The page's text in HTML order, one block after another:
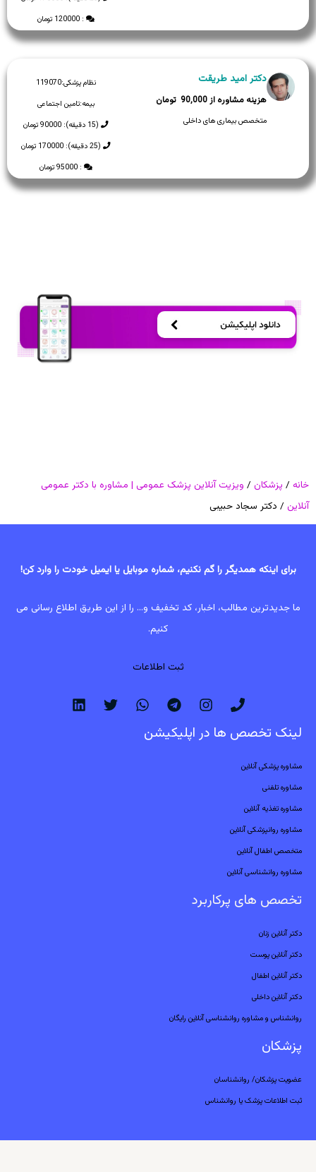
: 120000 تومان
نظام پزشکی:119070
بیمه:تامین اجتماعی
(15 دقیقه): 90000 تومان
(25 دقیقه): 170000 تومان
: 95000 تومان
دکتر امید طریقت
90,000
متخصص بیماری های داخلی
خانه / پزشکان / ویزیت آنلاین پزشک عمومی | مشاوره با دکتر عمومی
آنلاین / دکتر سجاد حبیبی
برای اینکه همدیگر را گم نکنیم، شماره موبایل یا ایمیل خودت را وارد کن!
ما جدیدترین مطالب، اخبار، کد تخفیف و... را از این طریق اطلاع رسانی می
کنیم.
ثبت اطلاعات
لینک تخصص ها در اپلیکیشن
مشاوره پزشکی آنلاین
مشاوره تلفنی
مشاوره تغذیه آنلاین
مشاوره روانپزشکی آنلاین
متخصص اطفال آنلاین
مشاوره روانشناسی آنلاین
تخصص های پرکاربرد
دکتر آنلاین زنان
دکتر آنلاین پوست
دکتر آنلاین اطفال
دکتر آنلاین داخلی
روانشناس و مشاوره روانشناسی آنلاین رایگان
پزشکان
عضویت پزشکان/ روانشناسان
ثبت اطلاعات پزشک یا روانشناس